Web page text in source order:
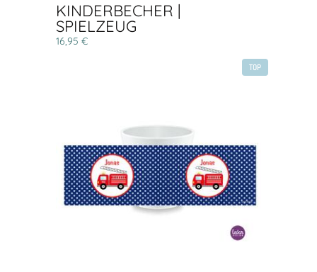
KINDERBECHER |
SPIELZEUG
16,95 €
TOP